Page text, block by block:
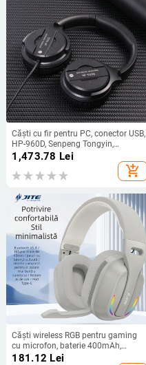
Căști cu fir pentru PC, conector USB,
HP-960D, Senpeng Tongyin,
răspuns în frecvență 20–20000 Hz,
impedanță 32 Ω, sensibilitate 105
dB/mW
1,473.78 Lei
add_shopping_cart
Căști wireless RGB pentru gaming
cu microfon, baterie 400mAh,
autonomie 26h, încărcare USB-C
181.12 Lei